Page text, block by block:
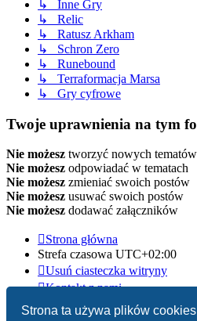
Strona ta używa plików
↳ Inne Gry
↳ Relic
↳ Ratusz Arkham
↳ Schron Zero
↳ Runebound
↳ Terraformacja Marsa
↳ Gry cyfrowe
Twoje uprawnienia na tym
Nie możesz tworzyć nowych tematów
Nie możesz odpowiadać w tematach
Nie możesz zmieniać swoich postów
Nie możesz usuwać swoich postów
Nie możesz dodawać załączników
Strona główna
Strefa czasowa UTC+02:00
Usuń ciasteczka witryny
Kontakt z nami
Technologię dostarczaphpBB®